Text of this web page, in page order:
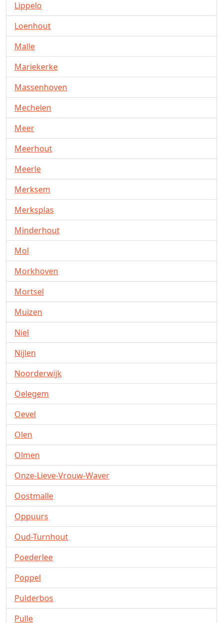
Lippelo
Loenhout
Malle
Mariekerke
Massenhoven
Mechelen
Meer
Meerhout
Meerle
Merksem
Merksplas
Minderhout
Mol
Morkhoven
Mortsel
Muizen
Niel
Nijlen
Noorderwijk
Oelegem
Oevel
Olen
Olmen
Onze-Lieve-Vrouw-Waver
Oostmalle
Oppuurs
Oud-Turnhout
Poederlee
Poppel
Pulderbos
Pulle